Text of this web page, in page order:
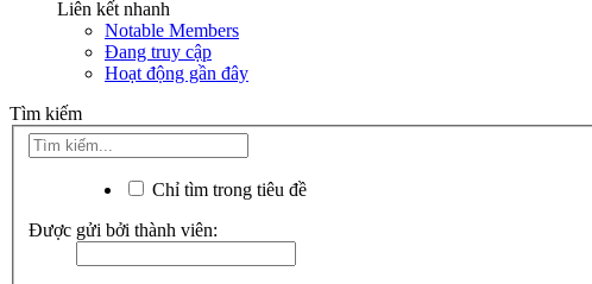
Liên kết nhanh
Notable Members
Đang truy cập
Hoạt động gần đây
Tìm kiếm
Chỉ tìm trong tiêu đề
Được gửi bởi thành viên: